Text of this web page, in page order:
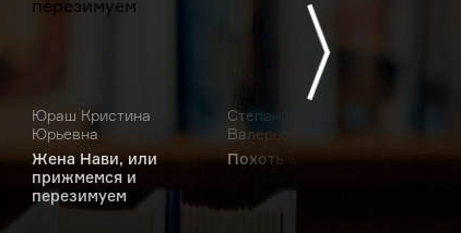
Юраш Кристина
Юрьевна
Жена Нави, или
прижмемся и
перезимуем
Степанов Андрей
Валерьевич
Похоть Inc. Том 2